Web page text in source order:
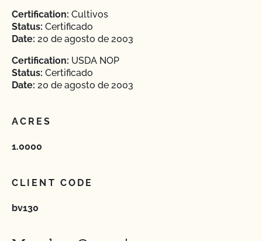
Certification: Cultivos
Status: Certificado
Date: 20 de agosto de 2003
Certification: USDA NOP
Status: Certificado
Date: 20 de agosto de 2003
ACRES
1.0000
CLIENT CODE
bv130